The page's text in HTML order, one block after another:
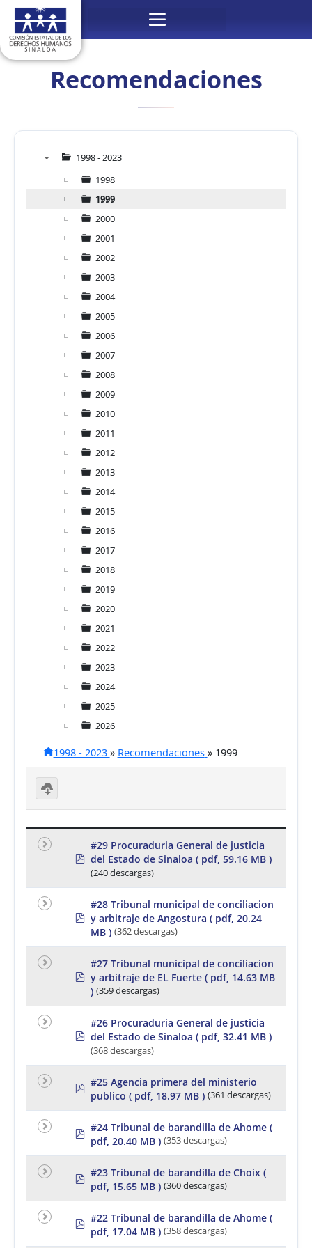
Menú
contenido
Recomendaciones
1998 - 2023
1998
1999
2000
2001
2002
2003
2004
2005
2006
2007
2008
2009
2010
2011
2012
2013
2014
2015
2016
2017
2018
2019
2020
2021
2022
2023
2024
2025
2026
1998 - 2023 » Recomendaciones » 1999
w
nl
o
le
ct
p
#29 Procuraduria General de justicia
del Estado de Sinaloa ( pdf, 59.16 MB )
(240 descargas)
p
#28 Tribunal municipal de conciliacion
y arbitraje de Angostura ( pdf, 20.24
MB ) (362 descargas)
p
#27 Tribunal municipal de conciliacion
y arbitraje de EL Fuerte ( pdf, 14.63 MB
) (359 descargas)
p
#26 Procuraduria General de justicia
del Estado de Sinaloa ( pdf, 32.41 MB )
(368 descargas)
p
f
#25 Agencia primera del ministerio
publico ( pdf, 18.97 MB ) (361 descargas)
p
f
#24 Tribunal de barandilla de Ahome (
pdf, 20.40 MB ) (353 descargas)
p
f
#23 Tribunal de barandilla de Choix (
pdf, 15.65 MB ) (360 descargas)
p
f
#22 Tribunal de barandilla de Ahome (
pdf, 17.04 MB ) (358 descargas)